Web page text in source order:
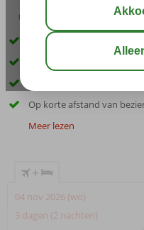
03:00
Gelegen in de wijk Yenikapi
Kleinschalig hotel
Op korte afstand van
Meer lezen
+
04 nov 2026 (wo)
3 dagen (2 nachten)